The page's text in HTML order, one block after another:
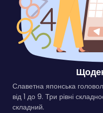
Славетна японська
від 1 до 9. Три рівні
складний.